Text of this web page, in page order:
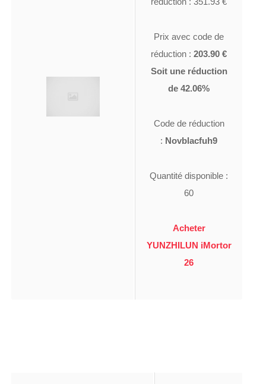
Prix avec code de
réduction : 203.90 €
Soit une réduction
de 42.06%
Code de réduction
: Novblacfuh9
Quantité disponible :
60
Acheter
YUNZHILUN iMortor
26